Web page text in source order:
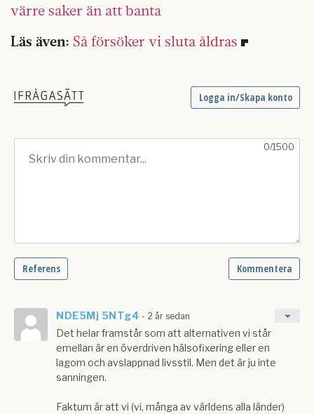
värre saker än att banta
Läs även: Så försöker vi sluta åldras